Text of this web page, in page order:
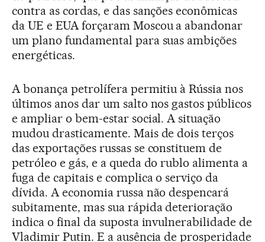
contra as cordas, e das sanções econômicas
da UE e EUA forçaram Moscou a abandonar
um plano fundamental para suas ambições
energéticas.
A bonança petrolífera permitiu à Rússia nos
últimos anos dar um salto nos gastos públicos
e ampliar o bem-estar social. A situação
mudou drasticamente. Mais de dois terços
das exportações russas se constituem de
petróleo e gás, e a queda do rublo alimenta a
fuga de capitais e complica o serviço da
dívida. A economia russa não despencará
subitamente, mas sua rápida deterioração
indica o final da suposta invulnerabilidade de
Vladimir Putin. E a ausência de prosperidade